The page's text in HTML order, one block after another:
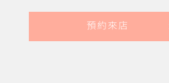
預約來店